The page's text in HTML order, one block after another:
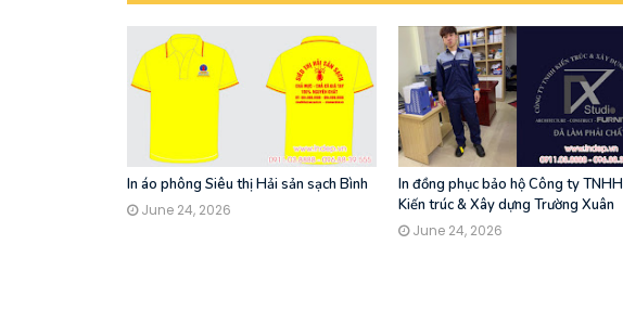
In áo phông Siêu thị Hải sản sạch Bình
June 24, 2026
In đồng phục bảo hộ Công ty TNHH
Kiến trúc & Xây dựng Trường Xuân
June 24, 2026